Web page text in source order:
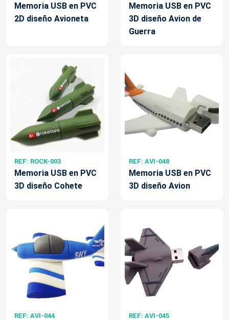
Memoria USB en PVC
2D diseño Avioneta
Memoria USB en PVC
3D diseño Avion de
Guerra
REF: ROCK-003
Memoria USB en PVC
3D diseño Cohete
REF: AVI-048
Memoria USB en PVC
3D diseño Avion
REF: AVI-044 REF: AVI-045